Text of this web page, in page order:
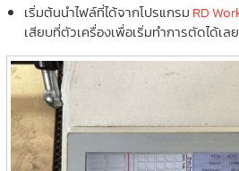
เริ่มต้นนำไฟล์ที่ได้จากโปรแกรม RD
เสียบที่ตัวเครื่องเพื่อเริ่มทำการตัดได้เลย